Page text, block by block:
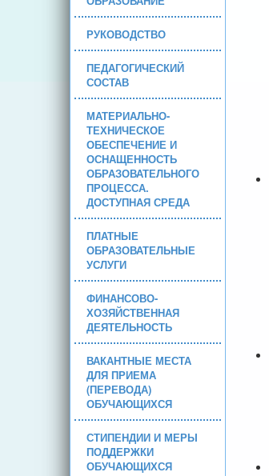
РУКОВОДСТВО
ПЕДАГОГИЧЕСКИЙ
СОСТАВ
МАТЕРИАЛЬНО-
ТЕХНИЧЕСКОЕ
ОБЕСПЕЧЕНИЕ И
ОСНАЩЕННОСТЬ
ОБРАЗОВАТЕЛЬНОГО
ПРОЦЕССА.
ДОСТУПНАЯ СРЕДА
ПЛАТНЫЕ
ОБРАЗОВАТЕЛЬНЫЕ
УСЛУГИ
ФИНАНСОВО-
ХОЗЯЙСТВЕННАЯ
ДЕЯТЕЛЬНОСТЬ
ВАКАНТНЫЕ МЕСТА
ДЛЯ ПРИЕМА
(ПЕРЕВОДА)
ОБУЧАЮЩИХСЯ
СТИПЕНДИИ И МЕРЫ
ПОДДЕРЖКИ
ОБУЧАЮЩИХСЯ